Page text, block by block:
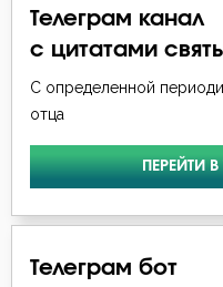
Богоугождение
Болезнь
Ведение
Марк Подвижник
Никодим Святогорец
Николай Сербский
Никон Оптинский
Тихон Задонский
Телеграм канал
с цитатами
С определенной
отца
ПЕРЕЙТИ
Телеграм бот